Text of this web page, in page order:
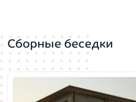
Сборные беседки